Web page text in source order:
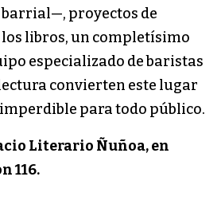
barrial—, proyectos de
libros, un completísimo
especializado de baristas
convierten este lugar
para todo público.
Literario Ñuñoa, en
116.